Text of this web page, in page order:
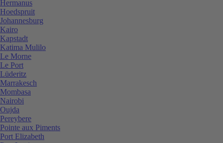
Hermanus
Hoedspruit
Johannesburg
Kairo
Kapstadt
Katima Mulilo
Le Morne
Le Port
Lüderitz
Marrakesch
Mombasa
Nairobi
Oujda
Pereybere
Pointe aux Piments
Port Elizabeth